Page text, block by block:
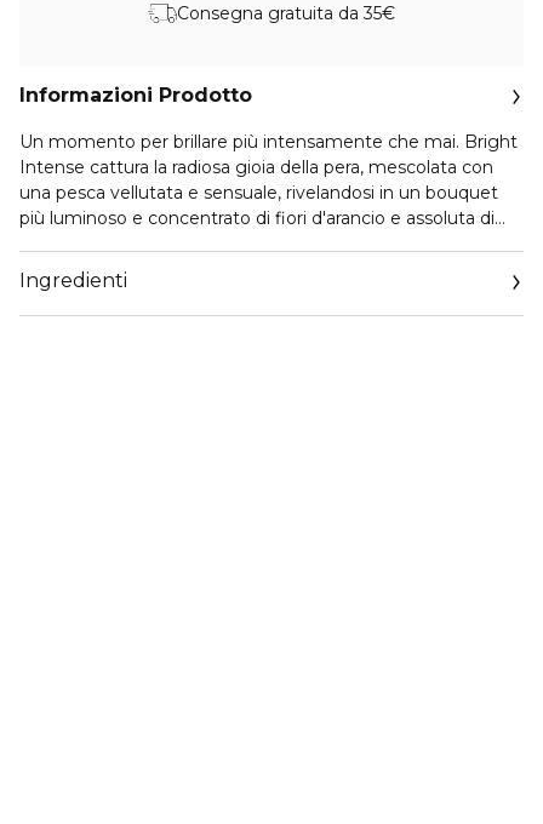
Consegna gratuita da 35€
Informazioni Prodotto
Un momento per brillare più intensamente che mai. Bright
Intense cattura la radiosa gioia della pera, mescolata con
una pesca vellutata e sensuale, rivelandosi in un bouquet
più luminoso e concentrato di fiori d'arancio e assoluta di
piena profondità con toni cipriati e terrosi di patchouli e
legno di cedro. Una base riscaldata da note di fava tonka e
dolce pralina, con un ultimo rilascio luminoso di sensuali
Ingredienti